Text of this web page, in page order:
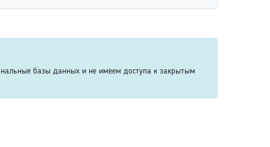
среди похожих профилей.
базы данных и не имеем доступа к закрытым